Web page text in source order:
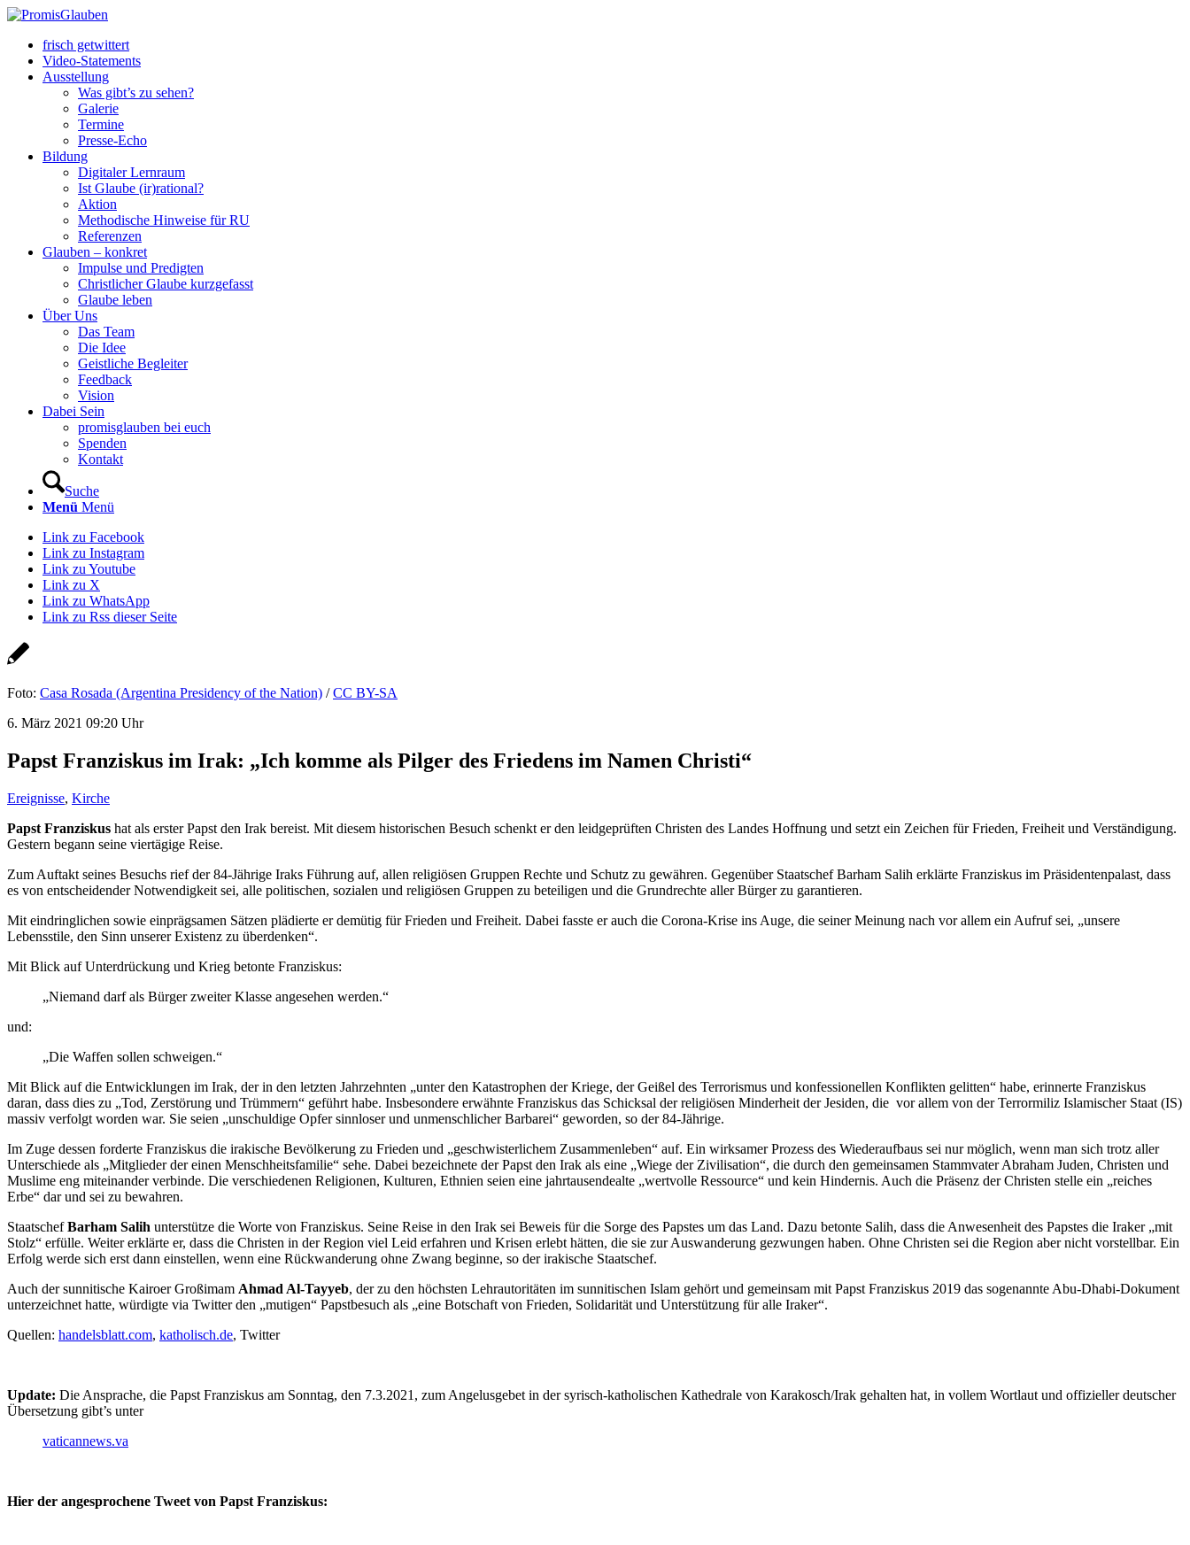
frisch getwittert
Video-Statements
Ausstellung
Was gibt’s zu sehen?
Galerie
Termine
Presse-Echo
Bildung
Digitaler Lernraum
Ist Glaube (ir)rational?
Aktion
Methodische Hinweise für RU
Referenzen
Glauben – konkret
Impulse und Predigten
Christlicher Glaube kurzgefasst
Glaube leben
Über Uns
Das Team
Die Idee
Geistliche Begleiter
Feedback
Vision
Dabei Sein
promisglauben bei euch
Spenden
Kontakt
Suche
Menü Menü
Link zu Facebook
Link zu Instagram
Link zu Youtube
Link zu X
Link zu WhatsApp
Link zu Rss dieser Seite
Foto: Casa Rosada (Argentina Presidency of the Nation) /CC BY-SA
6. März 2021 09:20 Uhr
Papst Franziskus im Irak: „Ich komme als Pilger des Friedens im Namen Christi“
Ereignisse, Kirche
Papst Franziskus hat als erster Papst den Irak bereist. Mit diesem historischen Besuch schenkt er den leidgeprüften Christen des Landes Hoffnung und setzt ein Zeichen für Frieden, Freiheit und Verständigung.
Gestern begann seine viertägige Reise.
Zum Auftakt seines Besuchs rief der 84-Jährige Iraks Führung auf, allen religiösen Gruppen Rechte und Schutz zu gewähren. Gegenüber Staatschef Barham Salih erklärte Franziskus im Präsidentenpalast, dass
es von entscheidender Notwendigkeit sei, alle politischen, sozialen und religiösen Gruppen zu beteiligen und die Grundrechte aller Bürger zu garantieren.
Mit eindringlichen sowie einprägsamen Sätzen plädierte er demütig für Frieden und Freiheit. Dabei fasste er auch die Corona-Krise ins Auge, die seiner Meinung nach vor allem ein Aufruf sei, „unsere
Lebensstile, den Sinn unserer Existenz zu überdenken“.
Mit Blick auf Unterdrückung und Krieg betonte Franziskus:
„Niemand darf als Bürger zweiter Klasse angesehen werden.“
und:
„Die Waffen sollen schweigen.“
Mit Blick auf die Entwicklungen im Irak, der in den letzten Jahrzehnten „unter den Katastrophen der Kriege, der Geißel des Terrorismus und konfessionellen Konflikten gelitten“ habe, erinnerte Franziskus
daran, dass dies zu „Tod, Zerstörung und Trümmern“ geführt habe. Insbesondere erwähnte Franziskus das Schicksal der religiösen Minderheit der Jesiden, die vor allem von der Terrormiliz Islamischer Staat (IS)
massiv verfolgt worden war. Sie seien „unschuldige Opfer sinnloser und unmenschlicher Barbarei“ geworden, so der 84-Jährige.
Im Zuge dessen forderte Franziskus die irakische Bevölkerung zu Frieden und „geschwisterlichem Zusammenleben“ auf. Ein wirksamer Prozess des Wiederaufbaus sei nur möglich, wenn man sich trotz aller
Unterschiede als „Mitglieder der einen Menschheitsfamilie“ sehe. Dabei bezeichnete der Papst den Irak als eine „Wiege der Zivilisation“, die durch den gemeinsamen Stammvater Abraham Juden, Christen und
Muslime eng miteinander verbinde. Die verschiedenen Religionen, Kulturen, Ethnien seien eine jahrtausendealte „wertvolle Ressource“ und kein Hindernis. Auch die Präsenz der Christen stelle ein „reiches
Erbe“ dar und sei zu bewahren.
StaatschefBarham Salih unterstütze die Worte von Franziskus. Seine Reise in den Irak sei Beweis für die Sorge des Papstes um das Land. Dazu betonte Salih, dass die Anwesenheit des Papstes die Iraker „mit
Stolz“ erfülle. Weiter erklärte er, dass die Christen in der Region viel Leid erfahren und Krisen erlebt hätten, die sie zur Auswanderung gezwungen haben. Ohne Christen sei die Region aber nicht vorstellbar. Ein
Erfolg werde sich erst dann einstellen, wenn eine Rückwanderung ohne Zwang beginne, so der irakische Staatschef.
Auch der sunnitische Kairoer Großimam Ahmad Al-Tayyeb, der zu den höchsten Lehrautoritäten im sunnitischen Islam gehört und gemeinsam mit Papst Franziskus 2019 das sogenannte Abu-Dhabi-Dokument
unterzeichnet hatte, würdigte via Twitter den „mutigen“ Papstbesuch als „eine Botschaft von Frieden, Solidarität und Unterstützung für alle Iraker“.
Quellen: handelsblatt.com, katholisch.de, Twitter
Update: Die Ansprache, die Papst Franziskus am Sonntag, den 7.3.2021, zum Angelusgebet in der syrisch-katholischen Kathedrale von Karakosch/Irak gehalten hat, in vollem Wortlaut und offizieller deutscher
Übersetzung gibt’s unter
vaticannews.va
Hier der angesprochene Tweet von Papst Franziskus: